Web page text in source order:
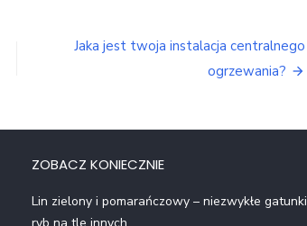
Jaka jest twoja instalacja centralnego
ogrzewania?
ZOBACZ KONIECZNIE
Lin zielony i pomarańczowy – niezwykłe gatunki